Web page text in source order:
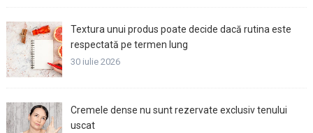
Textura unui produs poate decide dacă rutina este
respectată pe termen lung
30 iulie 2026
Cremele dense nu sunt rezervate exclusiv tenului
uscat